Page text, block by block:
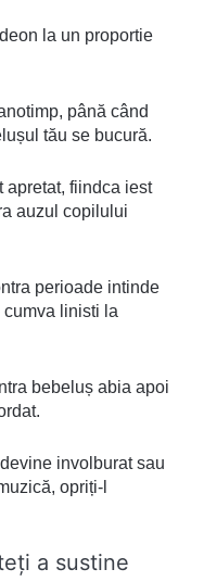
la un proportie
până când
tău se bucură.
apretat, fiindca iest
auzul copilului
perioade intinde
linisti la
bebeluș abia apoi
involburat sau
opriți-l
a sustine